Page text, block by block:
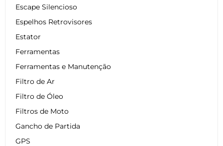
Escape Silencioso
Espelhos Retrovisores
Estator
Ferramentas
Ferramentas e Manutenção
Filtro de Ar
Filtro de Óleo
Filtros de Moto
Gancho de Partida
GPS